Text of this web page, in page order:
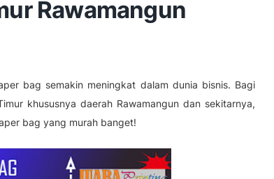
Rawamangun
bag semakin meningkat dalam dunia bisnis. Bagi
khususnya daerah Rawamangun dan sekitarnya,
bag yang murah banget!